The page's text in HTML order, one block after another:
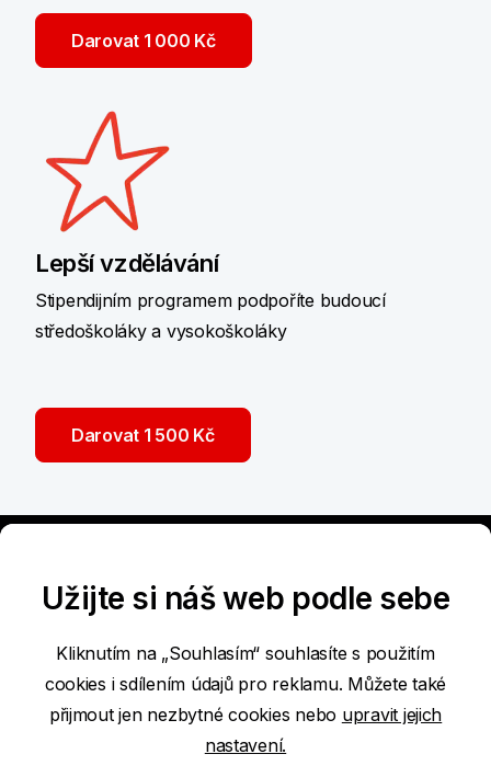
Darovat 1 000 Kč
Lepší vzdělávání
Stipendijním programem podpoříte budoucí
středoškoláky a vysokoškoláky
Darovat 1 500 Kč
Přístupnost služeb
Podmínky používání internetových stránek
Užijte si náš web podle sebe
Kliknutím na „Souhlasím“ souhlasíte s použitím
cookies i sdílením údajů pro reklamu. Můžete také
přijmout jen nezbytné cookies nebo upravit jejich
nastavení.